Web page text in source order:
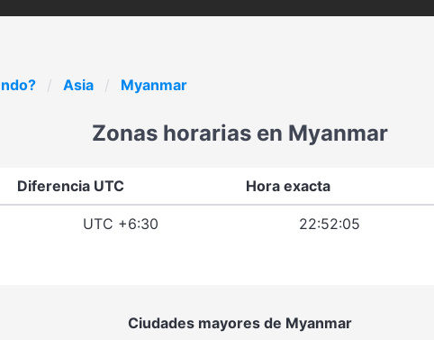
Asia Myanmar
Zonas horarias en Myanmar
Diferencia UTC Hora exacta
UTC +6:30 22:52:05
Ciudades mayores de Myanmar